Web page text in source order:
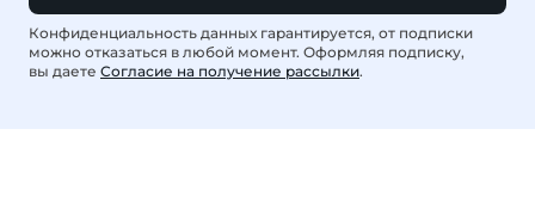
Конфиденциальность данных гарантируется, от подписки
можно отказаться в любой момент. Оформляя подписку,
вы даете Согласие на получение рассылки.